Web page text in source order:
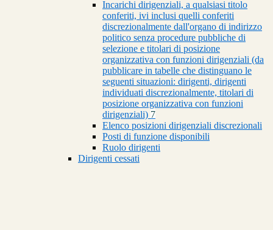
Incarichi dirigenziali, a qualsiasi titolo
conferiti, ivi inclusi quelli conferiti
discrezionalmente dall'organo di indirizzo
politico senza procedure pubbliche di
selezione e titolari di posizione
organizzativa con funzioni dirigenziali (da
pubblicare in tabelle che distinguano le
seguenti situazioni: dirigenti, dirigenti
individuati discrezionalmente, titolari di
posizione organizzativa con funzioni
dirigenziali) 7
Elenco posizioni dirigenziali discrezionali
Posti di funzione disponibili
Ruolo dirigenti
Dirigenti cessati